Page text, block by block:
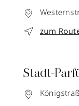
zum
Stadt-